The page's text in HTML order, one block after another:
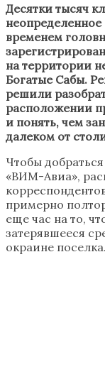
Десятки тысяч
неопределенное
временем
на территории
Богатые Сабы.
решили
расположении
и понять, чем
далеком от
Чтобы
«ВИМ-Авиа»,
примерно
еще час на то,
затерявшееся
окраине поселка.